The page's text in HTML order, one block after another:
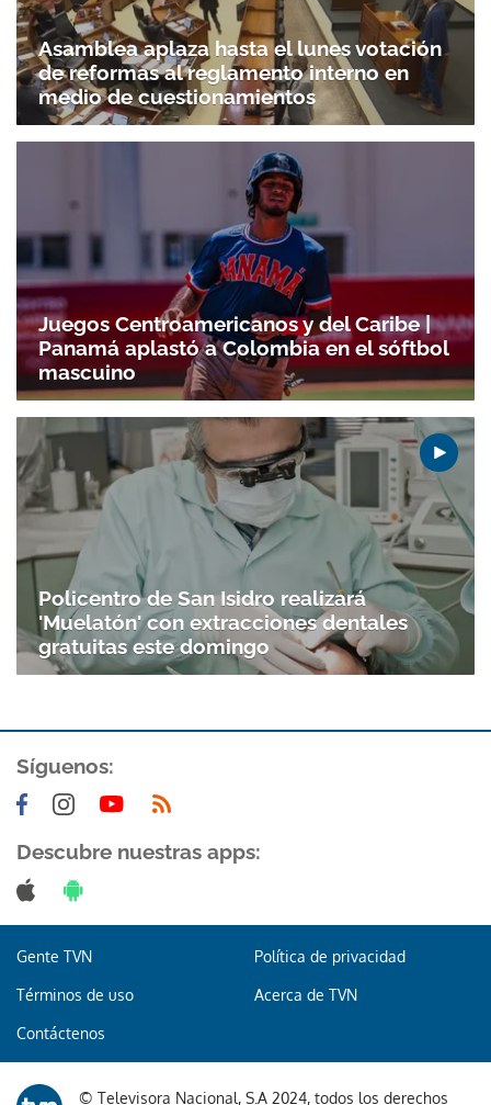
Asamblea aplaza hasta el lunes votación
de reformas al reglamento interno en
medio de cuestionamientos
Juegos Centroamericanos y del Caribe |
Panamá aplastó a Colombia en el sóftbol
mascuino
Policentro de San Isidro realizará
'Muelatón' con extracciones dentales
gratuitas este domingo
Síguenos:
Descubre nuestras apps:
Gente TVN Política de privacidad
Términos de uso Acerca de TVN
Contáctenos
© Televisora Nacional, S.A 2024, todos los derechos